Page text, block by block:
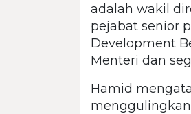
adalah wakil
pejabat senior
Development
Menteri dan
Hamid